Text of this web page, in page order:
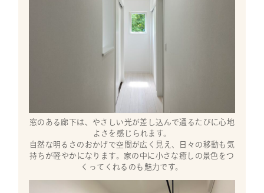
窓のある廊下は、やさしい光が差し込んで通るたびに心地
よさを感じられます。
自然な明るさのおかげで空間が広く見え、日々の移動も気
持ちが軽やかになります。家の中に小さな癒しの景色をつ
くってくれるのも魅力です。